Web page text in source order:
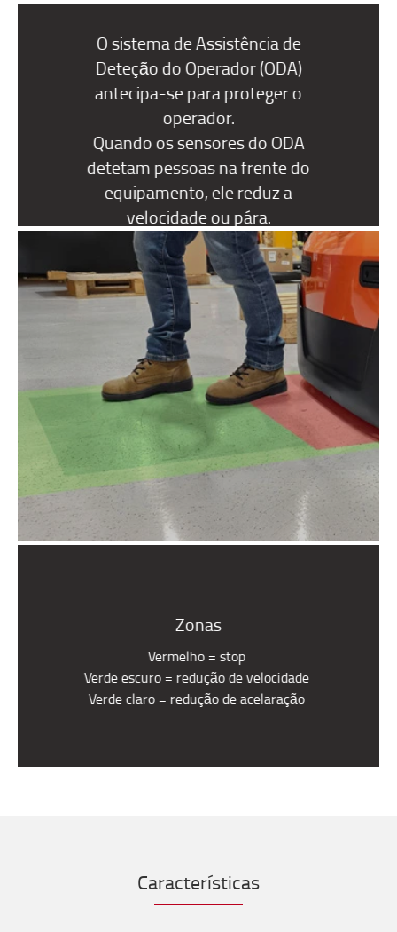
O sistema de Assistência de
Deteção do Operador (ODA)
antecipa-se para proteger o
operador.
Quando os sensores do ODA
detetam pessoas na frente do
equipamento, ele reduz a
velocidade ou pára.
Zonas
Vermelho = stop
Verde escuro = redução de velocidade
Verde claro = redução de acelaração
Características